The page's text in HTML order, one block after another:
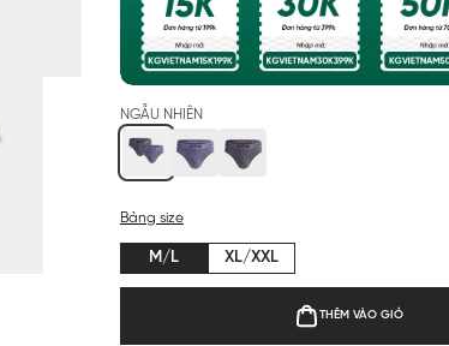
NGẪU NHIÊN
Bảng size
M/L XL/XXL
THÊM VÀO GIỎ